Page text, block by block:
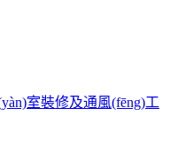
室裝修及通風(fēng)工